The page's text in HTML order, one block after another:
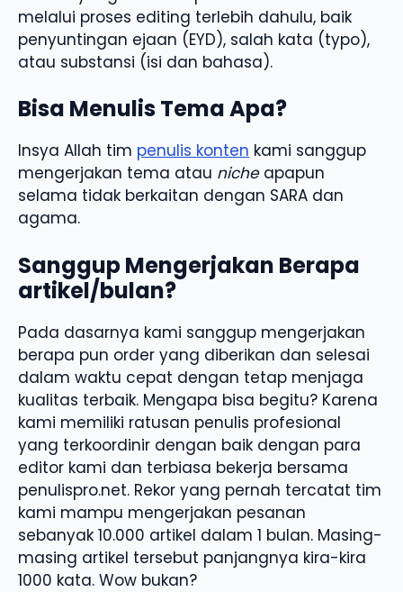
melalui proses editing terlebih dahulu, baik
penyuntingan ejaan (EYD), salah kata (typo),
atau substansi (isi dan bahasa).
Bisa Menulis Tema Apa?
Insya Allah tim penulis konten kami sanggup
mengerjakan tema atau nicheapapun
selama tidak berkaitan dengan SARA dan
agama.
Sanggup Mengerjakan Berapa
artikel/bulan?
Pada dasarnya kami sanggup mengerjakan
berapa pun order yang diberikan dan selesai
dalam waktu cepat dengan tetap menjaga
kualitas terbaik. Mengapa bisa begitu? Karena
kami memiliki ratusan penulis profesional
yang terkoordinir dengan baik dengan para
editor kami dan terbiasa bekerja bersama
penulispro.net. Rekor yang pernah tercatat tim
kami mampu mengerjakan pesanan
sebanyak 10.000 artikel dalam 1 bulan. Masing-
masing artikel tersebut panjangnya kira-kira
1000 kata. Wow bukan?